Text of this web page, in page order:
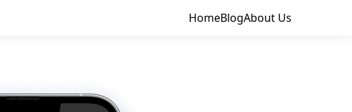
HomeBlogAbout Us